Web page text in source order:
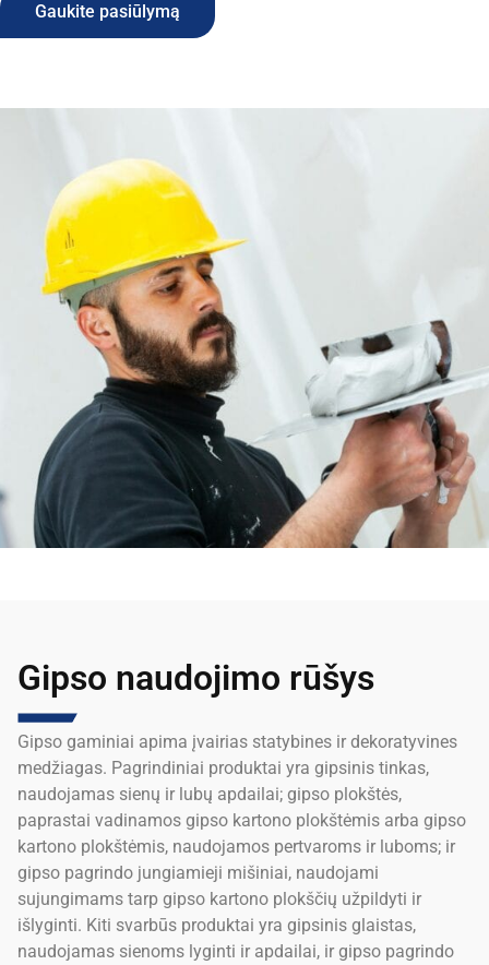
Gaukite pasiūlymą
Gipso naudojimo rūšys
Gipso gaminiai apima įvairias statybines ir dekoratyvines
medžiagas. Pagrindiniai produktai yra gipsinis tinkas,
naudojamas sienų ir lubų apdailai; gipso plokštės,
paprastai vadinamos gipso kartono plokštėmis arba gipso
kartono plokštėmis, naudojamos pertvaroms ir luboms; ir
gipso pagrindo jungiamieji mišiniai, naudojami
sujungimams tarp gipso kartono plokščių užpildyti ir
išlyginti. Kiti svarbūs produktai yra gipsinis glaistas,
naudojamas sienoms lyginti ir apdailai, ir gipso pagrindo